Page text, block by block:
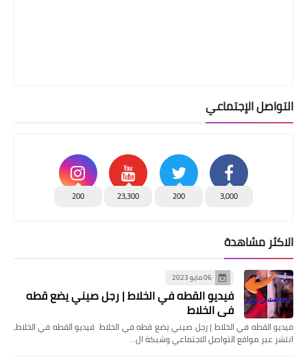
التواصل الإجتماعي
3,000
200
23,300
200
الاكثر مشاهدة
06 مايو 2023
فيديو القطه في الخلاط | رجل صيني يضع قطه
في الخلاط
فيديو القطه في الخلاط | رجل صيني يضع قطه في الخلاط فيديو القطه في الخلاط،
انتشر عبر مواقع التواصل الاجتماعي وشبكة ال…